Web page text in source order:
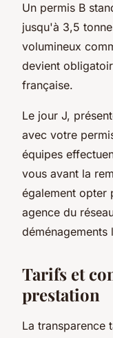
Un permis B
jusqu'à 3,5
volumineux
devient
française.
Le jour J,
avec votre
équipes
vous avant la
également opter
agence du
déménagements
Tarifs et
prestation
La transparence